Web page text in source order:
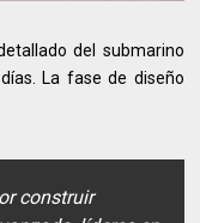
del submarino
La fase de diseño
construir